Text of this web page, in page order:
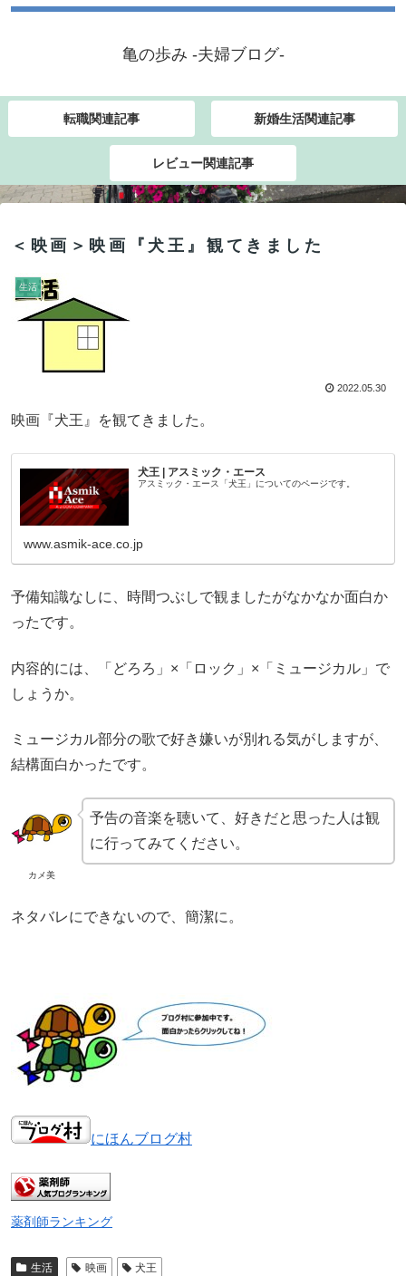
亀の歩み -夫婦ブログ-
転職関連記事 新婚生活関連記事
レビュー関連記事
＜映画＞映画『犬王』観てきました
生活
2022.05.30
映画『犬王』を観てきました。
犬王 | アスミック・エース
アスミック・エース「犬王」についてのページです。
www.asmik-ace.co.jp
予備知識なしに、時間つぶしで観ましたがなかなか面白か
ったです。
内容的には、「どろろ」×「ロック」×「ミュージカル」で
しょうか。
ミュージカル部分の歌で好き嫌いが別れる気がしますが、
結構面白かったです。
カメ美
予告の音楽を聴いて、好きだと思った人は観
に行ってみてください。
ネタバレにできないので、簡潔に。
にほんブログ村
薬剤師ランキング
生活 映画 犬王